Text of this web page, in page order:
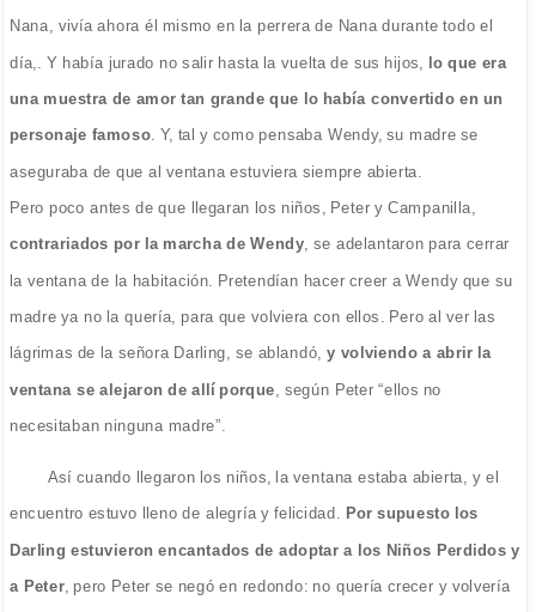
Nana, vivía ahora él mismo en la perrera de Nana durante todo el
día,. Y había jurado no salir hasta la vuelta de sus hijos, lo que era
una muestra de amor tan grande que lo había convertido en un
personaje famoso. Y, tal y como pensaba Wendy, su madre se
aseguraba de que al ventana estuviera siempre abierta.
Pero poco antes de que llegaran los niños, Peter y Campanilla,
contrariados por la marcha de Wendy, se adelantaron para cerrar
la ventana de la habitación. Pretendían hacer creer a Wendy que su
madre ya no la quería, para que volviera con ellos. Pero al ver las
lágrimas de la señora Darling, se ablandó, y volviendo a abrir la
ventana se alejaron de allí porque , según Peter “ellos no
necesitaban ninguna madre”.
Así cuando llegaron los niños, la ventana estaba abierta, y el
encuentro estuvo lleno de alegría y felicidad. Por supuesto los
Darling estuvieron encantados de adoptar a los Niños Perdidos y
a Peter, pero Peter se negó en redondo: no quería crecer y volvería